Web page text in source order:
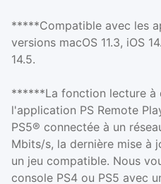
*****Compatible avec les
versions macOS 11.3, iOS
14.5.
******La fonction lecture à
l'application PS Remote
PS5® connectée à un
Mbits/s, la dernière mise à
un jeu compatible. Nous
console PS4 ou PS5 avec